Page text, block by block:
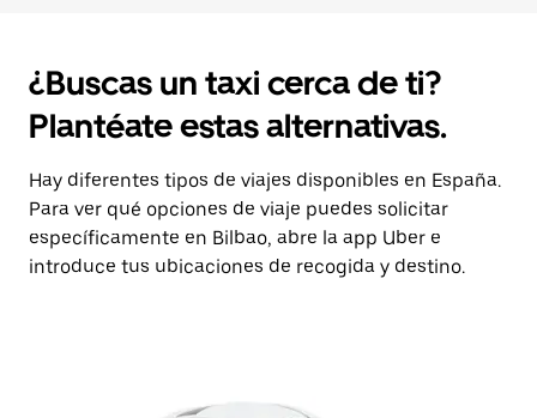
¿Buscas un taxi cerca de ti?
Plantéate estas alternativas.
Hay diferentes tipos de viajes disponibles en España.
Para ver qué opciones de viaje puedes solicitar
específicamente en Bilbao, abre la app Uber e
introduce tus ubicaciones de recogida y destino.